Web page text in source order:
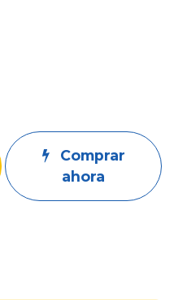
Comprar
ahora